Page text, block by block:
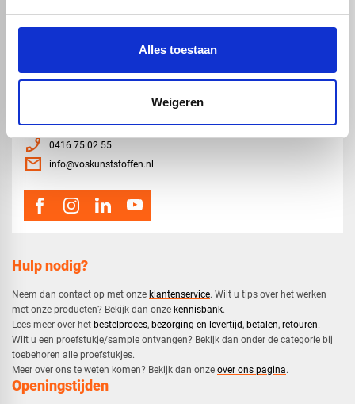
Alles toestaan
Weigeren
Hulp nodig?
Neem dan contact op met onze klantenservice. Wilt u tips over het werken
met onze producten? Bekijk dan onze kennisbank.
​Lees meer over het bestelproces, bezorging en levertijd, betalen, retouren.​
​Wilt u een proefstukje/sample ontvangen? Bekijk dan onder de categorie bij
toebehoren alle proefstukjes.
​​Meer over ons te weten komen? Bekijk dan onze over ons pagina.
Openingstijden
map Veensesteeg 8, 4264 KG Veen
phone_enabled 0416 75 02 55
mail info@voskunststoffen.nl